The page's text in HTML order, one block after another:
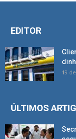
EDITOR
19
ÚLTIMOS